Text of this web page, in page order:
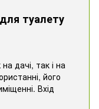
туалету
дачі, так і на
його
Вхід